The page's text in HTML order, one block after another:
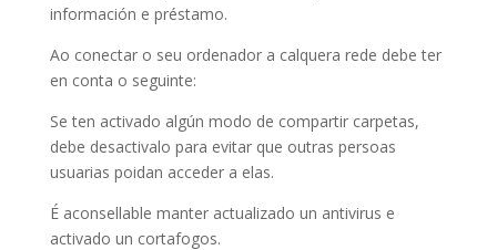
información e préstamo.
Ao conectar o seu ordenador a calquera rede debe ter
en conta o seguinte:
Se ten activado algún modo de compartir carpetas,
debe desactivalo para evitar que outras persoas
usuarias poidan acceder a elas.
É aconsellable manter actualizado un antivirus e
activado un cortafogos.